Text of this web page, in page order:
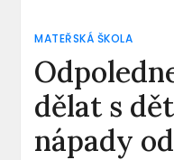
MATEŘSKÁ ŠKOLA
dělat s
nápady